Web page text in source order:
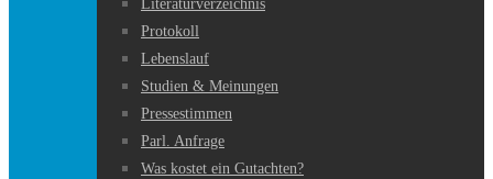
Literaturverzeichnis
Protokoll
Lebenslauf
Studien & Meinungen
Pressestimmen
Parl. Anfrage
Was kostet ein Gutachten?